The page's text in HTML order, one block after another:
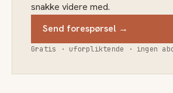
snakke videre med.
Send forespørsel →
Gratis · uforpliktende · ingen